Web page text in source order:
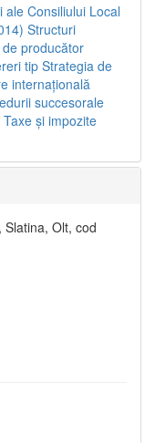
ale Consiliului Local
Structuri
producător
tipStrategia de
internaţională
succesorale
Taxe şi impozite
Olt, cod